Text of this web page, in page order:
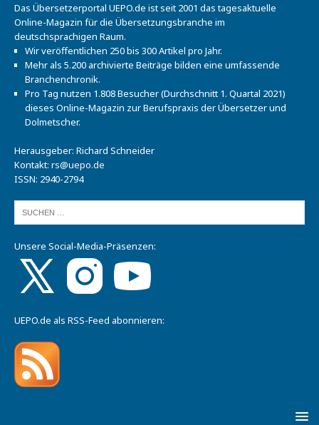
Das Übersetzerportal UEPO.de ist seit 2001 das tagesaktuelle
Online-Magazin für die Übersetzungsbranche im
deutschsprachigen Raum.
Wir veröffentlichen 250 bis 300 Artikel pro Jahr.
Mehr als 5.200 archivierte Beiträge bilden eine umfassende
Branchenchronik.
Pro Tag nutzen 1.808 Besucher (Durchschnitt 1. Quartal 2021)
dieses Online-Magazin zur Berufspraxis der Übersetzer und
Dolmetscher.
Herausgeber: Richard Schneider
Kontakt: rs@uepo.de
ISSN: 2940-2794
Unsere Social-Media-Präsenzen:
UEPO.de als RSS-Feed abonnieren: